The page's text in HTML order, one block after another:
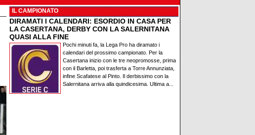
IL CAMPIONATO
DIRAMATI I CALENDARI: ESORDIO IN CASA PER
LA CASERTANA, DERBY CON LA SALERNITANA
QUASI ALLA FINE
Pochi minuti fa, la Lega Pro ha diramato i
calendari del prossimo campionato. Per la
Casertana inizio con le tre neopromosse, prima
con il Barletta, poi trasferta a Torre Annunziata,
infine Scafatese al Pinto. Il derbissimo con la
Salernitana arriva alla quindicesima. Ultima a...